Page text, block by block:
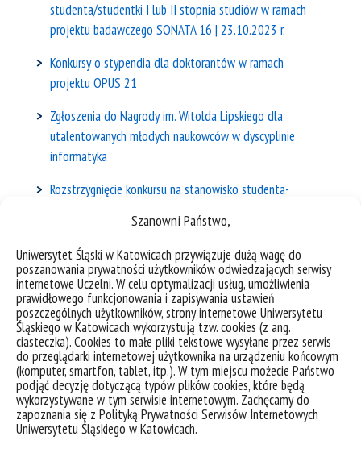
Szanowni Państwo,
Uniwersytet Śląski w Katowicach przywiązuje dużą wagę do
poszanowania prywatności użytkowników odwiedzających serwisy
internetowe Uczelni. W celu optymalizacji usług, umożliwienia
prawidłowego funkcjonowania i zapisywania ustawień
poszczególnych użytkowników, strony internetowe Uniwersytetu
Śląskiego w Katowicach wykorzystują tzw. cookies (z ang.
ciasteczka). Cookies to małe pliki tekstowe wysyłane przez serwis
do przeglądarki internetowej użytkownika na urządzeniu końcowym
(komputer, smartfon, tablet, itp.). W tym miejscu możecie Państwo
podjąć decyzję dotyczącą typów plików cookies, które będą
wykorzystywane w tym serwisie internetowym. Zachęcamy do
zapoznania się z Polityką Prywatności Serwisów Internetowych
Uniwersytetu Śląskiego w Katowicach.
studenta/studentki I lub II stopnia studiów w ramach
projektu badawczego SONATA 16 | 23.10.2023 r.
Konkursy o stypendia dla doktorantów w ramach
projektu OPUS 21
Zgłoszenia do Nagrody im. Witolda Lipskiego dla
utalentowanych młodych naukowców w dyscyplinie
informatyka
Rozstrzygnięcie konkursu na stanowisko studenta-
stanowisko studenta-stypendysty w ramach konkursu
SONATA
Konkurs na stanowisko doktoranta w projekcie NCN
OPUS (termin – 1.10.2021)
Konkurs na stanowisko doktoranta w projekcie NCN
OPUS
Konkurs na stanowisko studenta w projekcie NCN
OPUS